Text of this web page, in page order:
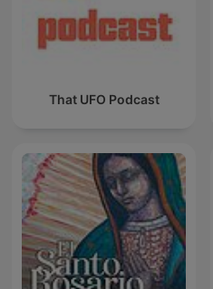
That UFO Podcast